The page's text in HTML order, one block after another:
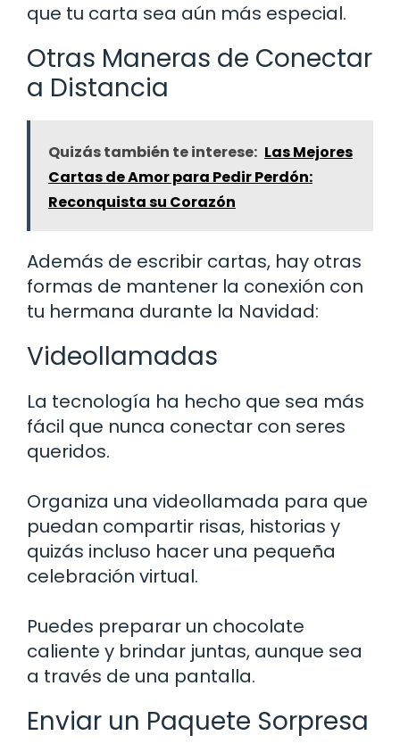
que tu carta sea aún más especial.
Otras Maneras de Conectar
a Distancia
Quizás también te interese: Las Mejores
Cartas de Amor para Pedir Perdón:
Reconquista su Corazón
Además de escribir cartas, hay otras
formas de mantener la conexión con
tu hermana durante la Navidad:
Videollamadas
La tecnología ha hecho que sea más
fácil que nunca conectar con seres
queridos.
Organiza una videollamada para que
puedan compartir risas, historias y
quizás incluso hacer una pequeña
celebración virtual.
Puedes preparar un chocolate
caliente y brindar juntas, aunque sea
a través de una pantalla.
Enviar un Paquete Sorpresa